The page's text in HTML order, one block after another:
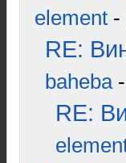
element -
RE:
baheba-
RE: